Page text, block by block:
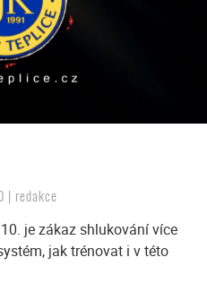
| redakce
je zákaz shlukování více
jak trénovat i v této